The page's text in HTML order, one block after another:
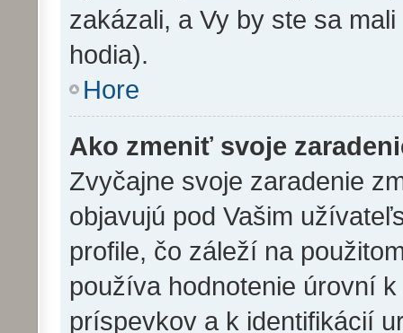
zakázali, a Vy by ste sa
hodia).
Hore
Ako zmeniť svoje
Zvyčajne svoje zaradenie
objavujú pod Vašim
profile, čo záleží na
používa hodnotenie úrovní
príspevkov a k identifikácií